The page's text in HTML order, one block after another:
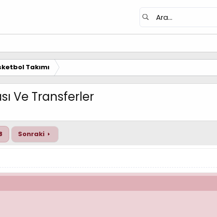
Takımı
Ve Transferler
Sonraki